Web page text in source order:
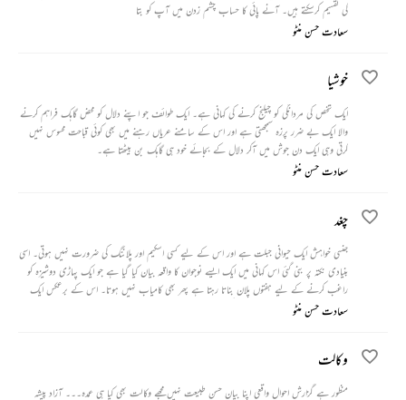
کی تقسیم کرسکتے ہیں۔ آنے پائی کا حساب چشم زدن میں آپ کو بتا
سعادت حسن منٹو
خوشیا
ایک شخص کی مردانگی کو چیلنج کرنے کی کہانی ہے۔ ایک طوائف جو اپنے دلال کو محض گاہک فراہم کرنے
والا ایک بے ضرر پرزہ سمجھتی ہے اور اس کے سامنے عریاں رہنے میں بھی کوئی قباحت محسوس نہیں
کرتی وہی ایک دن جوش میں آکر دلال کے بجائے خود ہی گاہک بن بیٹھتا ہے۔
سعادت حسن منٹو
چغد
جنسی خواہش ایک حیوانی جبلت ہے اور اس کے لیے کسی اسکیم اور پلاننگ کی ضرورت نہیں ہوتی۔ اسی
بنیادی نکتہ پر بنی گئی اس کہانی میں ایک ایسے نوجوان کا واقعہ بیان کیا گیا ہے جو ایک پہاڑی دوشیزہ کو
راغب کرنے کے لیے ہفتوں پلان بناتا رہتا ہے پھر بھی کامیاب نہیں ہوتا۔ اس کے برعکس ایک
لاری ڈرائیور چند منٹوں میں ہی اس لڑکی کو رام کرکے اپنی خواہش پوری کرنے میں کامیاب ہو جاتا
سعادت حسن منٹو
وکالت
منظور ہے گزارش احوال واقعی اپنا بیان حسن طبیعت نہیں مجھے وکالت بھی کیا ہی عمدہ۔۔۔ آزاد پیشہ